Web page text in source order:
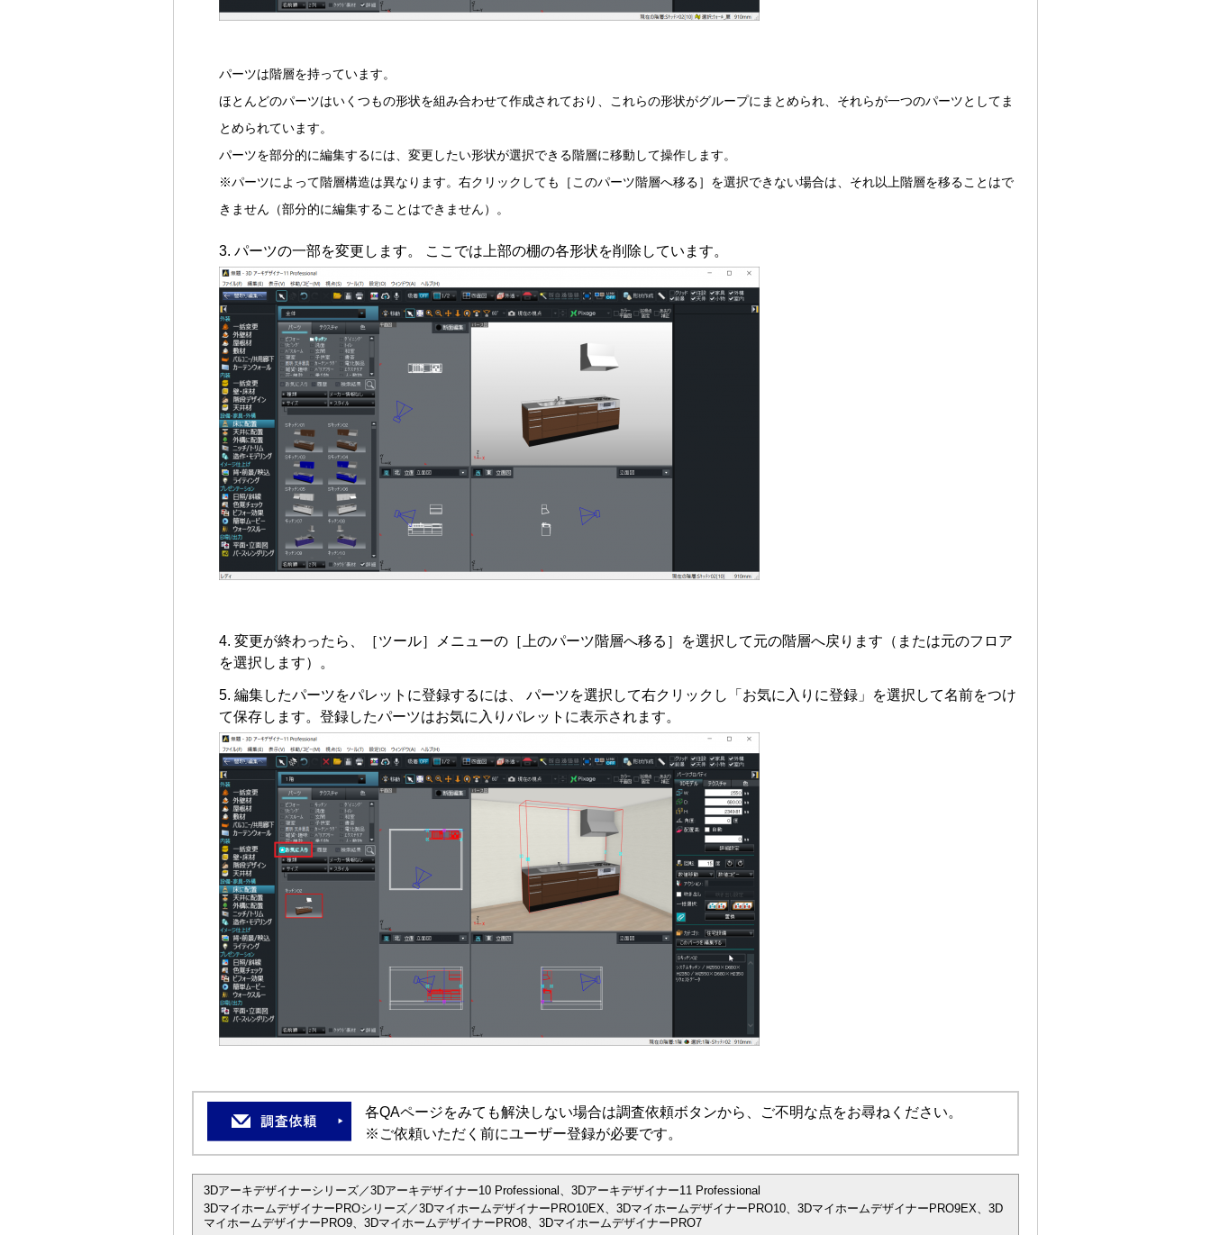
パーツは階層を持っています。
ほとんどのパーツはいくつもの形状を組み合わせて作成されており、これらの形状がグループにまとめられ、それらが一つのパーツとしてま
とめられています。
パーツを部分的に編集するには、変更したい形状が選択できる階層に移動して操作します。
※パーツによって階層構造は異なります。右クリックしても［このパーツ階層へ移る］を選択できない場合は、それ以上階層を移ることはで
きません（部分的に編集することはできません）。
パーツの一部を変更します。 ここでは上部の棚の各形状を削除しています。
変更が終わったら、［ツール］メニューの［上のパーツ階層へ移る］を選択して元の階層へ戻ります（または元のフロア
を選択します）。
編集したパーツをパレットに登録するには、 パーツを選択して右クリックし「お気に入りに登録」を選択して名前をつけ
て保存します。登録したパーツはお気に入りパレットに表示されます。
各QAページをみても解決しない場合は調査依頼ボタンから、ご不明な点をお尋ねください。
※ご依頼いただく前にユーザー登録が必要です。
3Dアーキデザイナーシリーズ／3Dアーキデザイナー10 Professional、3Dアーキデザイナー11 Professional
3DマイホームデザイナーPROシリーズ／3DマイホームデザイナーPRO10EX、3DマイホームデザイナーPRO10、3DマイホームデザイナーPRO9EX、3D
マイホームデザイナーPRO9、3DマイホームデザイナーPRO8、3DマイホームデザイナーPRO7